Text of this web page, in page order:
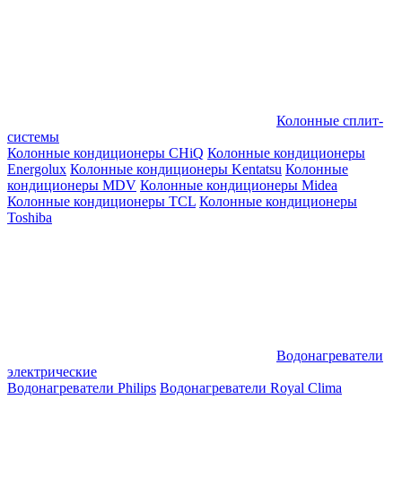
Колонные сплит-
системы
Колонные кондиционеры CHiQ Колонные кондиционеры
Energolux Колонные кондиционеры Kentatsu Колонные
кондиционеры MDV Колонные кондиционеры Midea
Колонные кондиционеры TCL Колонные кондиционеры
Toshiba
Водонагреватели
электрические
Водонагреватели Philips Водонагреватели Royal Clima